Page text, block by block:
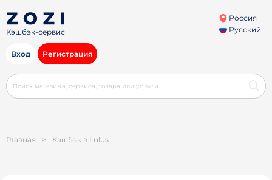
Кэшбэк-сервис
Россия
Русский
Вход Регистрация
Главная > Кэшбэк в Lulus